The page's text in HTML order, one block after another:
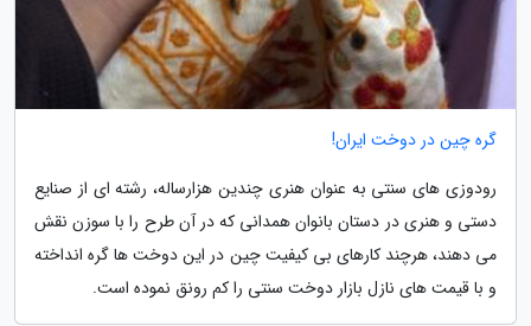
گره چین در دوخت ایران!
رودوزی های سنتی به عنوان هنری چندین هزارساله، رشته ای از صنایع
دستی و هنری در دستان بانوان همدانی که در آن طرح را با سوزن نقش
می دهند، هرچند کارهای بی کیفیت چین در این دوخت ها گره انداخته
و با قیمت های نازل بازار دوخت سنتی را کم رونق نموده است.